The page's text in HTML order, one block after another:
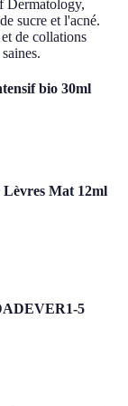
Dermatology,
sucre et l'acné.
de collations
bio 30ml
Mat 12ml
5